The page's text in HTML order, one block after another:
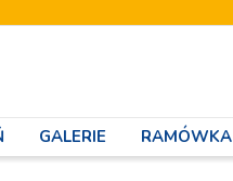
GALERIE RAMÓWKA